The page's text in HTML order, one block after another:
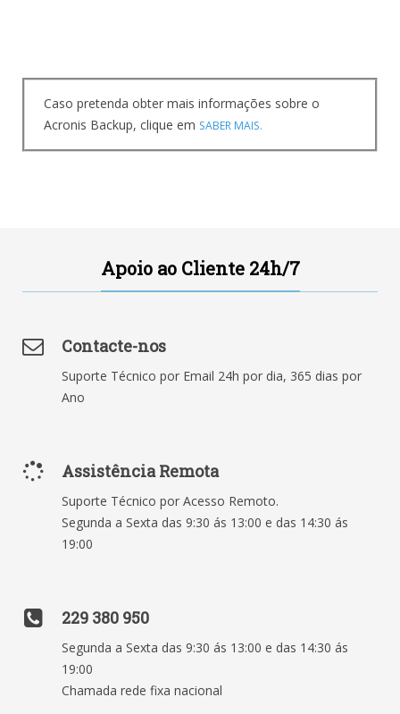
Caso pretenda obter mais informações sobre o
Acronis Backup, clique em SABER MAIS.
Apoio ao Cliente 24h/7
Contacte-nos
Suporte Técnico por Email 24h por dia, 365 dias por
Ano
Assistência Remota
Suporte Técnico por Acesso Remoto.
Segunda a Sexta das 9:30 ás 13:00 e das 14:30 ás
19:00
229 380 950
Segunda a Sexta das 9:30 ás 13:00 e das 14:30 ás
19:00
Chamada rede fixa nacional